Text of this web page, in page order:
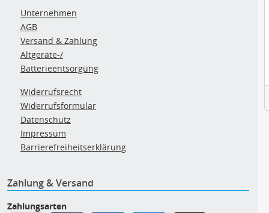
Unternehmen
AGB
Versand & Zahlung
Altgeräte-/
Batterieentsorgung
Widerrufsrecht
Widerrufsformular
Datenschutz
Impressum
Barrierefreiheitserklärung
Zahlung & Versand
Zahlungsarten